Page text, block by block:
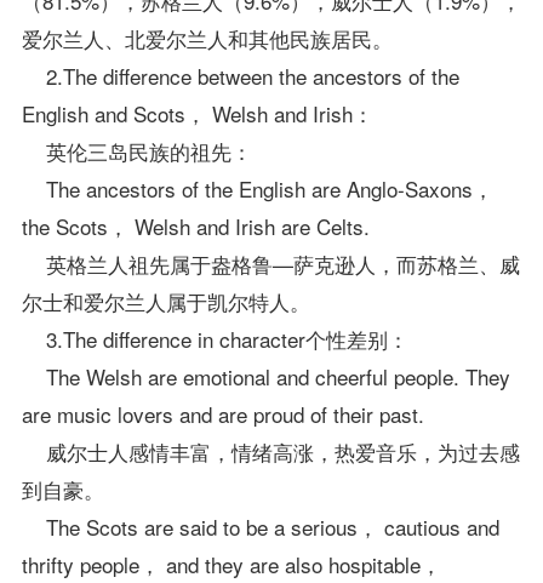
爱尔兰人、北爱尔兰人和其他民族居民。
2.The difference between the ancestors of the
English and Scots， Welsh and Irish：
英伦三岛民族的祖先：
The ancestors of the English are Anglo-Saxons，
the Scots， Welsh and Irish are Celts.
英格兰人祖先属于盎格鲁—萨克逊人，而苏格兰、威
尔士和爱尔兰人属于凯尔特人。
3.The difference in character个性差别：
The Welsh are emotional and cheerful people. They
are music lovers and are proud of their past.
威尔士人感情丰富，情绪高涨，热爱音乐，为过去感
到自豪。
The Scots are said to be a serious， cautious and
thrifty people， and they are also hospitable，